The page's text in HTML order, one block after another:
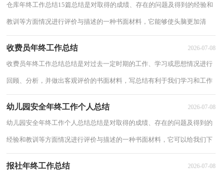
仓库年终工作总结15篇总结是对取得的成绩、存在的问题及得到的经验和
教训等方面情况进行评价与描述的一种书面材料，它能够使头脑更加清
收费员年终工作总结 2026-07-08
收费员年终工作总结总结是对过去一定时期的工作、学习或思想情况进行
回顾、分析，并做出客观评价的书面材料，写总结有利于我们学习和工作
幼儿园安全年终工作个人总结 2026-07-08
幼儿园安全年终工作个人总结总结是对取得的成绩、存在的问题及得到的
经验和教训等方面情况进行评价与描述的一种书面材料，它可以给我们下
报社年终工作总结 2026-07-08